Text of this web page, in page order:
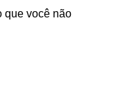
que você não